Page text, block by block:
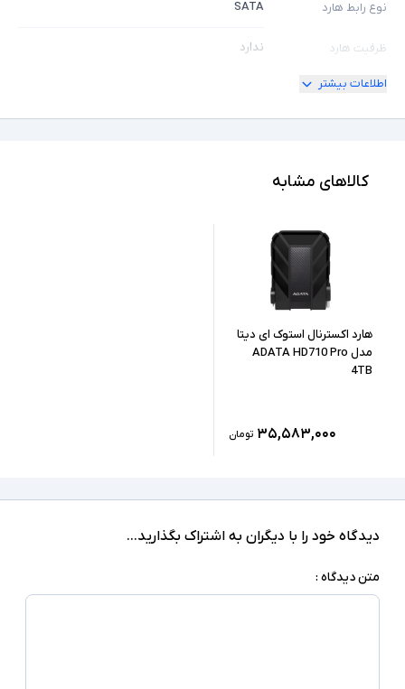
نوع رابط هارد SATA
ظرفیت هارد ندارد
سایر توضیحات
اطلاعات بیشتر
کالاهای مشابه
هارد اکسترنال استوک ای دیتا
مدل ADATA HD710 Pro
4TB
۳۵,۵۸۳,۰۰۰ تومان
دیدگاه خود را با دیگران به اشتراک بگذارید...
متن دیدگاه :